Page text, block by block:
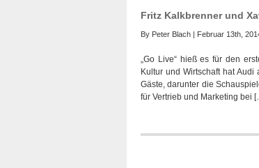
Fritz Kalkbrenner und
By Peter Blach | Februar 13th,
„Go Live“ hieß es für den
Kultur und Wirtschaft hat
Gäste, darunter die
für Vertrieb und Marketing bei